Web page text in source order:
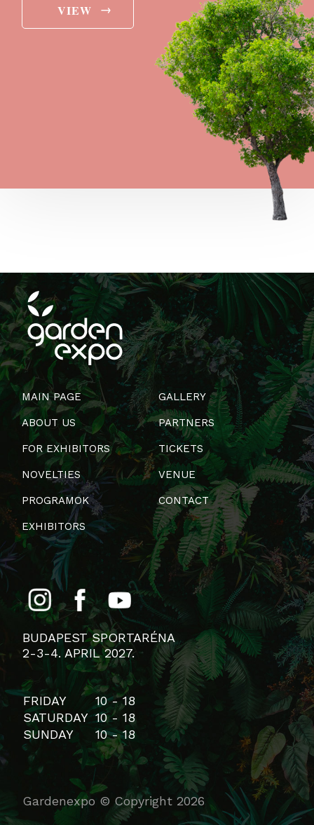
VIEW →
MAIN PAGE
ABOUT US
FOR EXHIBITORS
NOVELTIES
PROGRAMOK
EXHIBITORS
GALLERY
PARTNERS
TICKETS
VENUE
CONTACT
BUDAPEST SPORTARÉNA
2-3-4. APRIL 2027.
FRIDAY
10 - 18
SATURDAY 10 - 18
SUNDAY
10 - 18
Gardenexpo © Copyright 2026